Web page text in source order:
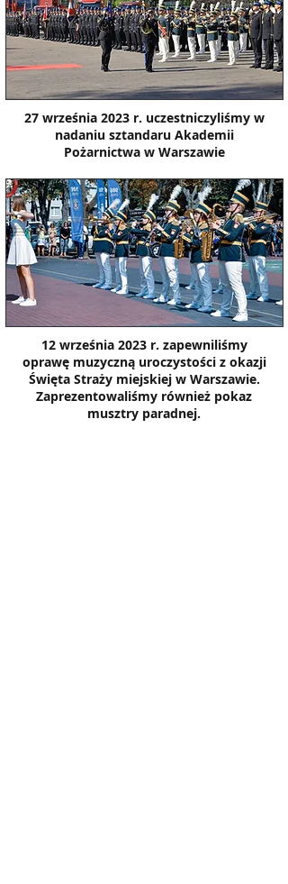
27 września 2023 r. uczestniczyliśmy w
nadaniu sztandaru Akademii
Pożarnictwa w Warszawie
12 września 2023 r. zapewniliśmy
oprawę muzyczną uroczystości z okazji
Święta Straży miejskiej w Warszawie.
Zaprezentowaliśmy również pokaz
musztry paradnej.